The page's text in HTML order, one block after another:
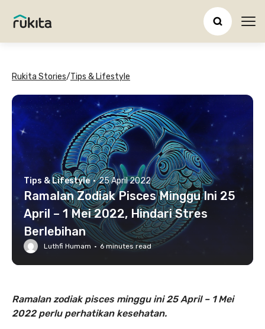
Rukita Stories/Tips & Lifestyle
Tips & Lifestyle · 25 April 2022
Ramalan Zodiak Pisces Minggu Ini 25
April – 1 Mei 2022, Hindari Stres
Berlebihan
Luthfi Humam · 6minutes read
Ramalan zodiak pisces minggu ini 25 April – 1 Mei
2022 perlu perhatikan kesehatan.